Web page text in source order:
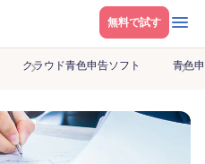
無料で試す メニ
クラウド青色申告ソフト 青色